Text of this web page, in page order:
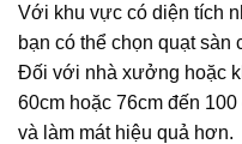
Với khu vực có diện tích
bạn có thể chọn quạt sàn
Đối với nhà xưởng hoặc
60cm hoặc 76cm đến
và làm mát hiệu quả hơn.